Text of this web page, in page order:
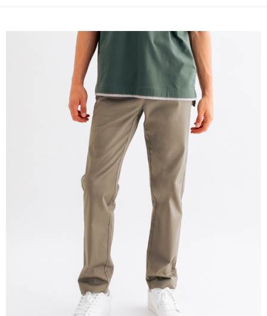
每筆NT$120，滿NT$1,500(含以上)免運費